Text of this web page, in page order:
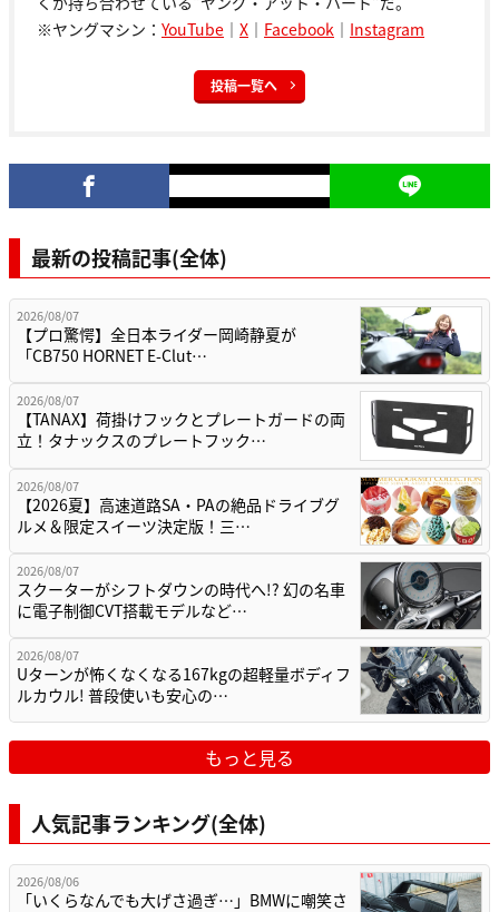
※ヤングマシン： YouTube ｜ X ｜ Facebook ｜ Instagram
投稿一覧へ
最新の投稿記事(全体)
2026/08/07
【プロ驚愕】全日本ライダー岡崎静夏が
「CB750 HORNET E-Clut…
2026/08/07
【TANAX】荷掛けフックとプレートガードの両
立！タナックスのプレートフック…
2026/08/07
【2026夏】高速道路SA・PAの絶品ドライブグ
ルメ＆限定スイーツ決定版！三…
2026/08/07
スクーターがシフトダウンの時代へ!? 幻の名車
に電子制御CVT搭載モデルなど…
2026/08/07
Uターンが怖くなくなる167kgの超軽量ボディフ
ルカウル! 普段使いも安心の…
もっと見る
人気記事ランキング(全体)
2026/08/06
「いくらなんでも大げさ過ぎ…」BMWに嘲笑さ